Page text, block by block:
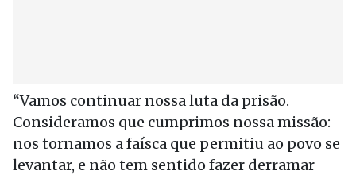
“Vamos continuar nossa luta da prisão.
Consideramos que cumprimos nossa missão:
nos tornamos a faísca que permitiu ao povo se
levantar, e não tem sentido fazer derramar